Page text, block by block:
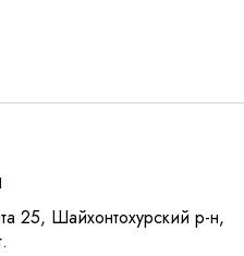
из ПВХ с армированием
границ. Это делает
25, Шайхонтохурский р-н,